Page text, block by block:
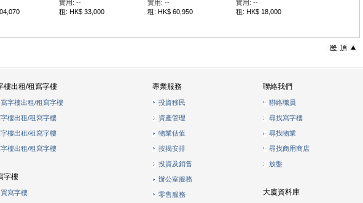
實用: --
租: HK$ 33,000
實用: --
租: HK$ 60,950
實用: --
租: HK$ 18,000
樓出租/租寫字樓
字樓出租/租寫字樓
樓出租/租寫字樓
樓出租/租寫字樓
樓出租/租寫字樓
字樓
寫字樓
專業服務
投資移民
資產管理
物業估值
按揭安排
投資及銷售
辦公室服務
零售服務
聯絡我們
聯絡職員
尋找寫字樓
尋找物業
尋找商用商店
放盤
大廈資料庫